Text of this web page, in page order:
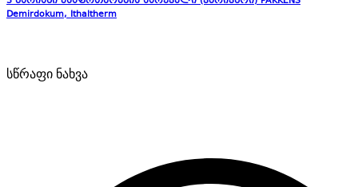
Demirdokum, Ithaltherm
სწრაფი ნახვა